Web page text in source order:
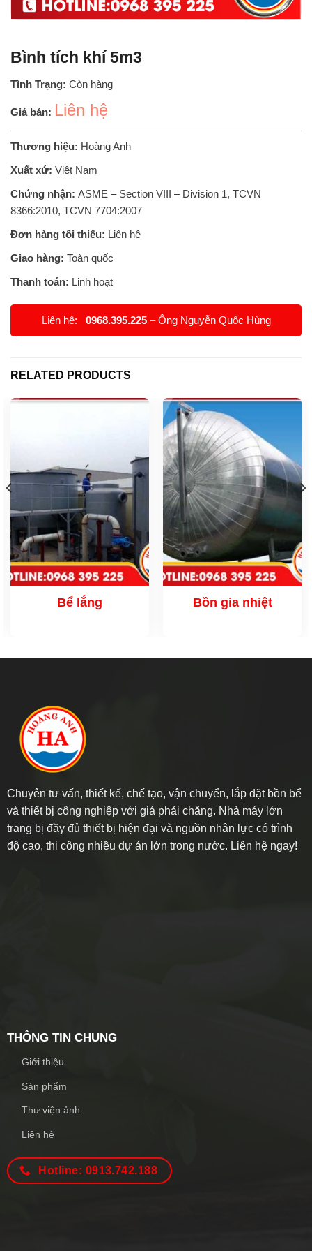
Bình tích khí 5m3
Tình Trạng: Còn hàng
Giá bán: Liên hệ
Thương hiệu: Hoàng Anh
Xuất xứ: Việt Nam
Chứng nhận: ASME – Section VIII – Division 1, TCVN
8366:2010, TCVN 7704:2007
Đơn hàng tối thiểu: Liên hệ
Giao hàng: Toàn quốc
Thanh toán: Linh hoạt
Liên hệ: 0968.395.225– Ông Nguyễn Quốc Hùng
RELATED PRODUCTS
Bể lắng Bồn gia nhiệt
Chuyên tư vấn, thiết kế, chế tạo, vận chuyển, lắp đặt bồn bể
và thiết bị công nghiệp với giá phải chăng. Nhà máy lớn
trang bị đầy đủ thiết bị hiện đại và nguồn nhân lực có trình
độ cao, thi công nhiều dự án lớn trong nước. Liên hệ ngay!
THÔNG TIN CHUNG
Giới thiệu
Sản phẩm
Thư viện ảnh
Liên hệ
Hotline: 0913.742.188